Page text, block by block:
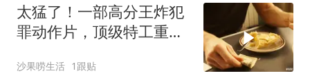
太猛了！一部高分王炸犯
罪动作片，顶级特工重出
沙果唠生活 1跟贴